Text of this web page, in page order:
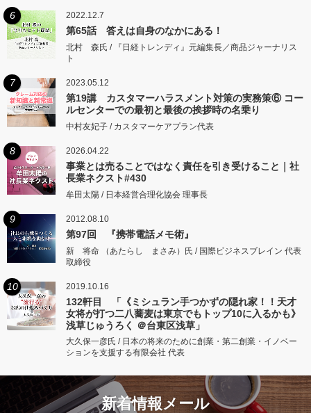
6 2022.12.7
第65話 答えは自身のなかにある！
北村 森氏 / 『日経トレンディ』元編集長／商品ジャーナリス
ト
7 2023.05.12
第19講 カスタマーハラスメント対策の実務策⑥ コー
ルセンターでの最初と最後の挨拶時の名乗り
中村友妃子 / カスタマーケアプラン代表
8 2026.04.22
事業とは売ることではなく責任を引き受けること｜社
長業ネクスト#430
牟田太陽 / 日本経営合理化協会 理事長
9 2012.08.10
第97回 『携帯電話メモ術』
新 将命 （あたらし まさみ）氏 / 国際ビジネスブレイン 代表
取締役
10 2019.10.16
132軒目 「《ミシュラン手つかずの隠れ家！！天才
女将が打つ二八蕎麦は東京でもトップ10に入るかも》
浅草じゅうろく ＠台東区浅草」
大久保一彦氏 / 日本の将来のために創業・第二創業・イノベー
ションを支援する有限会社 代表
新着情報メール